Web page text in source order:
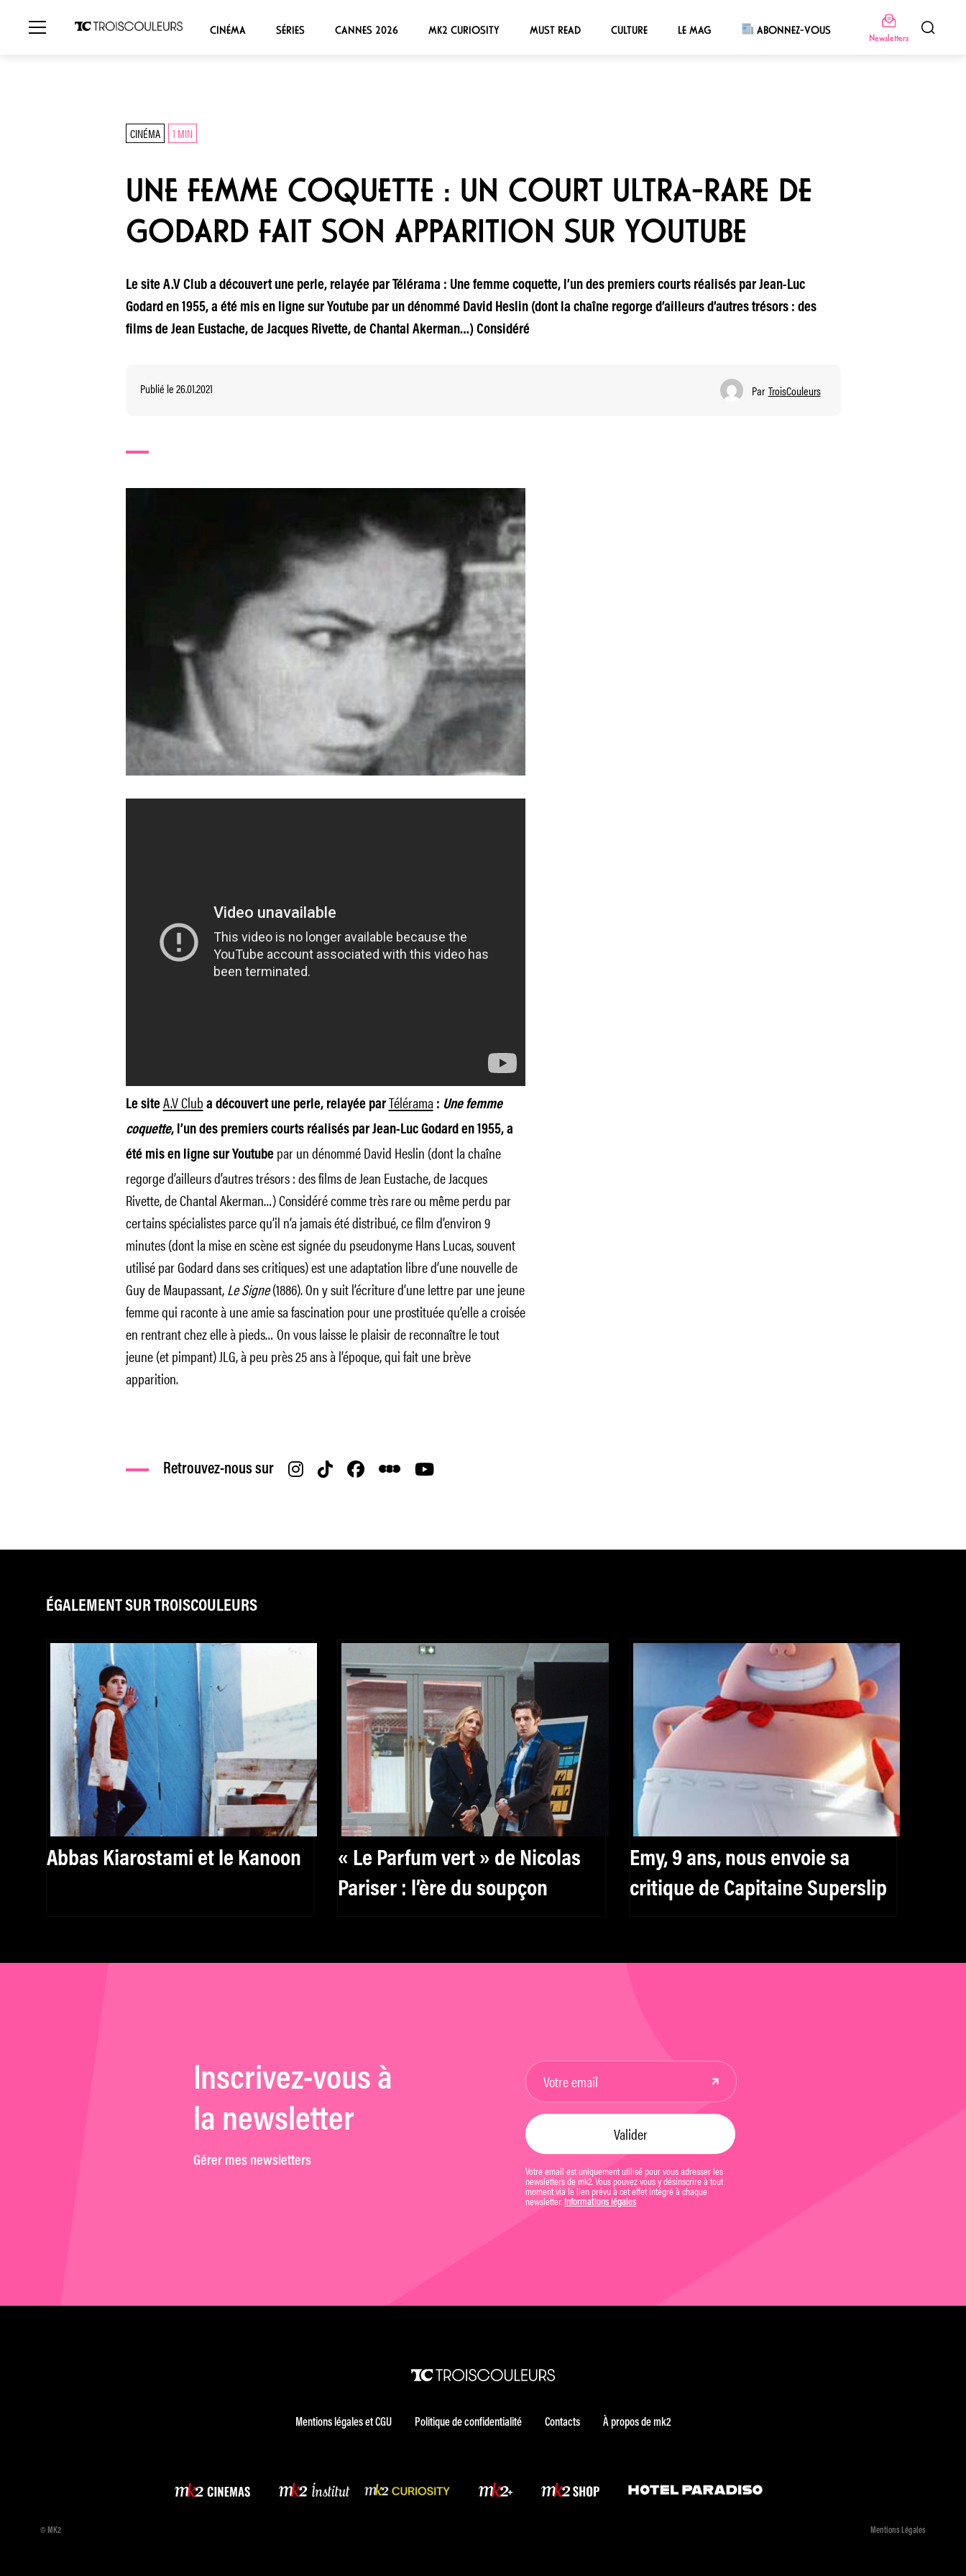
CINÉMA SÉRIES CANNES 2026 MK2 CURIOSITY MUST READ CULTURE LE MAG ABONNEZ-VOUS
Newsletters
CINÉMA 1 MIN
UNE FEMME COQUETTE : UN COURT ULTRA-RARE DE
GODARD FAIT SON APPARITION SUR YOUTUBE
Le site A.V Club a découvert une perle, relayée par Télérama : Une femme coquette, l’un des premiers courts réalisés par Jean-Luc
Godard en 1955, a été mis en ligne sur Youtube par un dénommé David Heslin (dont la chaîne regorge d’ailleurs d’autres trésors : des
films de Jean Eustache, de Jacques Rivette, de Chantal Akerman…) Considéré
Publié le 26.01.2021 Par TroisCouleurs
Le site A.V Club a découvert une perle, relayée par Télérama: Une femme
coquette, l’un des premiers courts réalisés par Jean-Luc Godard en 1955, a
été mis en ligne sur Youtubepar un dénommé David Heslin (dont la chaîne
regorge d’ailleurs d’autres trésors : des films de Jean Eustache, de Jacques
Rivette, de Chantal Akerman…) Considéré comme très rare ou même perdu par
certains spécialistes parce qu’il n’a jamais été distribué, ce film d’environ 9
minutes (dont la mise en scène est signée du pseudonyme Hans Lucas, souvent
utilisé par Godard dans ses critiques) est une adaptation libre d’une nouvelle de
Guy de Maupassant,Le Signe(1886). On y suit l’écriture d’une lettre par une jeune
femme qui raconte à une amie sa fascination pour une prostituée qu’elle a croisée
en rentrant chez elle à pieds… On vous laisse le plaisir de reconnaître le tout
jeune (et pimpant) JLG, à peu près 25 ans à l’époque, qui fait une brève
apparition.
Retrouvez-nous sur
ÉGALEMENT SUR TROISCOULEURS
Abbas Kiarostami et le Kanoon
« Le Parfum vert » de Nicolas
Pariser : l’ère du soupçon
Emy, 9 ans, nous envoie sa
critique de Capitaine Superslip
Inscrivez-vous à
la newsletter
Gérer mes newsletters
Votre email est uniquement utilisé pour vous adresser les
newsletters de mk2. Vous pouvez vous y désinscrire à tout
moment via le lien prévu à cet effet intégré à chaque
newsletter. Informations légales
Mentions légales et CGU Politique de confidentialité Contacts À propos de mk2
© MK2 Mentions Légales